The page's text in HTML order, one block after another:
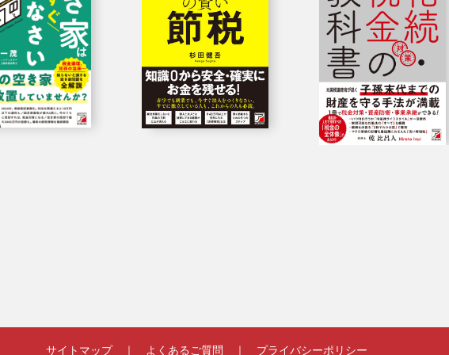
サイトマップ｜ よくあるご質問 ｜ プライバシーポリシー